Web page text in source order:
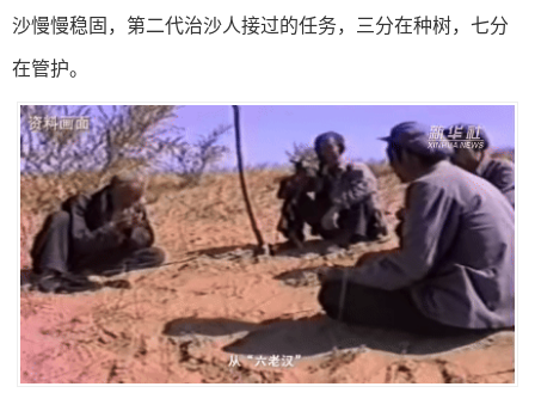
沙慢慢稳固，第二代治沙人接过的任务，三分在种树，七分
在管护。